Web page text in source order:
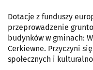
Dotacje z funduszy
przeprowadzenie
budynków w gminach:
Cerkiewne. Przyczyni
społecznych i